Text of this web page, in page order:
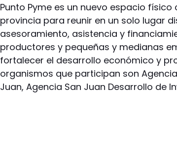
Punto Pyme es un nuevo espacio
provincia para reunir en un solo lugar
asesoramiento, asistencia y
productores y pequeñas y medianas
fortalecer el desarrollo económico y
organismos que participan son
Juan, Agencia San Juan Desarrollo de